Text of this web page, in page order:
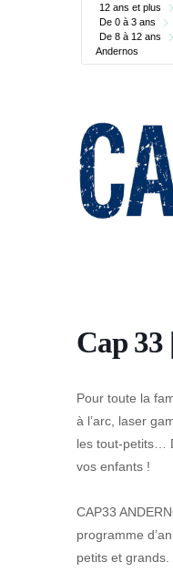
12 ans et plus
De 0 à 3 ans
De 8 à 12 ans
Andernos
Cap 33
Pour toute la
à l’arc, laser
les tout-petits…
vos enfants !
CAP33
programme
petits et